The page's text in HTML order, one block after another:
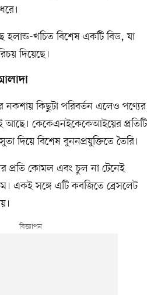
হলান্ড-খচিত বিশেষ একটি বিড, যা
দিয়েছে।
নকশায় কিছুটা পরিবর্তন এলেও পণ্যের
আছে। কেকেএনইকেকেআইয়ের প্রতিটি
দিয়ে বিশেষ বুননপ্রযুক্তিতে তৈরি।
প্রতি কোমল এবং চুল না টেনেই
একই সঙ্গে এটি কবজিতে ব্রেসলেট